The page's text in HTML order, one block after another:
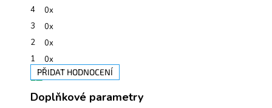
4
0x
3
0x
2
0x
1
0x
PŘIDAT HODNOCENÍ
ý
Doplňkové parametry